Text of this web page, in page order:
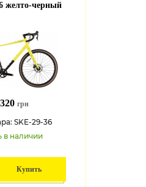
желто-черный
грн
SKE-29-36
в наличии
Купить